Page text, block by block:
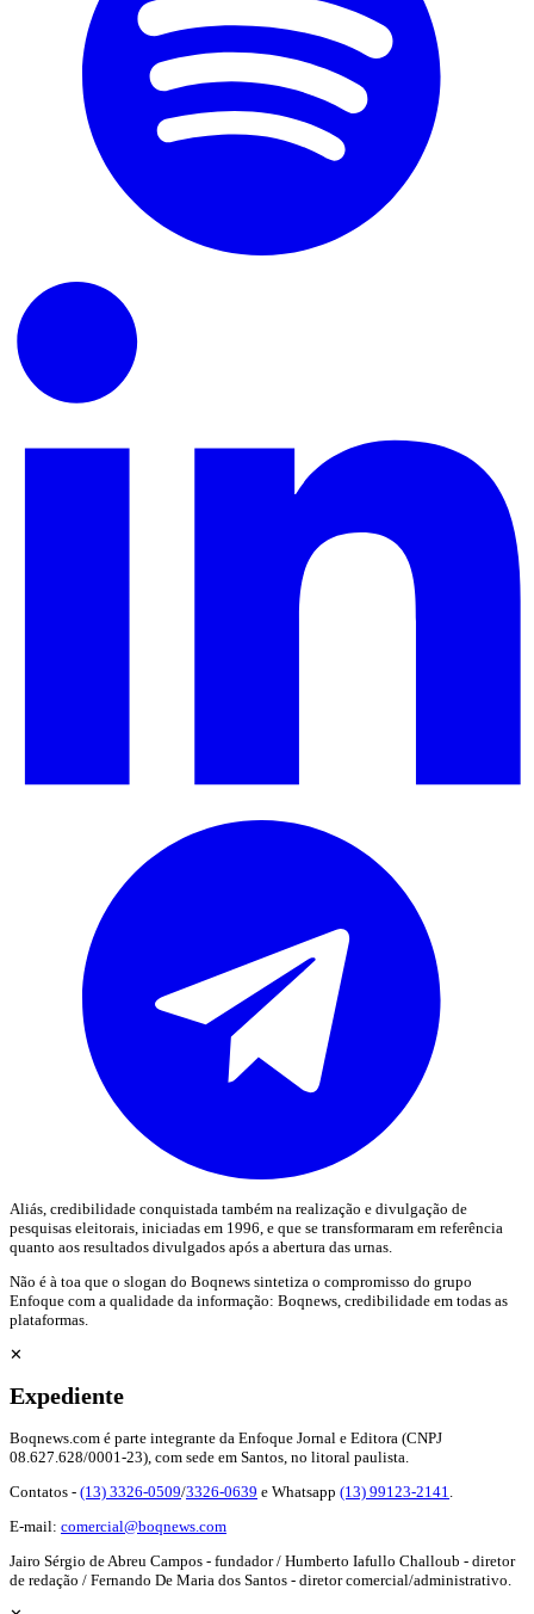
Aliás, credibilidade conquistada também na realização e divulgação de
pesquisas eleitorais, iniciadas em 1996, e que se transformaram em referência
quanto aos resultados divulgados após a abertura das urnas.
Não é à toa que o slogan do Boqnews sintetiza o compromisso do grupo
Enfoque com a qualidade da informação: Boqnews, credibilidade em todas as
plataformas.
✕
Expediente
Boqnews.com é parte integrante da Enfoque Jornal e Editora (CNPJ
08.627.628/0001-23), com sede em Santos, no litoral paulista.
Contatos - (13) 3326-0509/3326-0639 e Whatsapp (13) 99123-2141.
E-mail: comercial@boqnews.com
Jairo Sérgio de Abreu Campos - fundador / Humberto Iafullo Challoub - diretor
de redação / Fernando De Maria dos Santos - diretor comercial/administrativo.